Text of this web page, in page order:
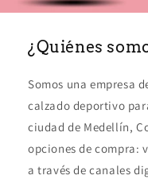
¿Quiénes
Somos una empresa
calzado deportivo
ciudad de Medellín,
opciones de compra:
a través de canales